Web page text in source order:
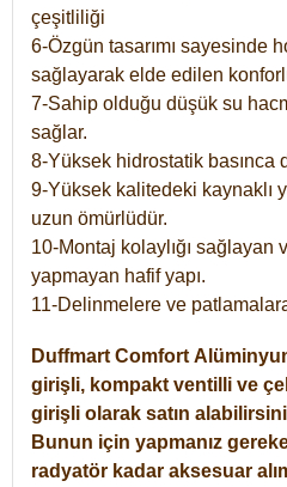
çeşitliliği
6-Özgün tasarımı sayesinde
sağlayarak elde edilen
7-Sahip olduğu düşük su
sağlar.
8-Yüksek hidrostatik basınca
9-Yüksek kalitedeki kaynaklı
uzun ömürlüdür.
10-Montaj kolaylığı sağlayan
yapmayan hafif yapı.
11-Delinmelere ve
Duffmart Comfort
girişli, kompakt ventilli ve
girişli olarak satın
Bunun için yapmanız
radyatör kadar aksesuar